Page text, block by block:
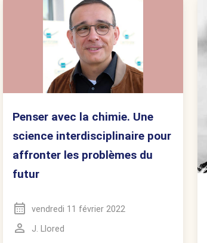
Penser avec la chimie. Une
science interdisciplinaire pour
affronter les problèmes du
futur
vendredi 11 février 2022
J. Llored